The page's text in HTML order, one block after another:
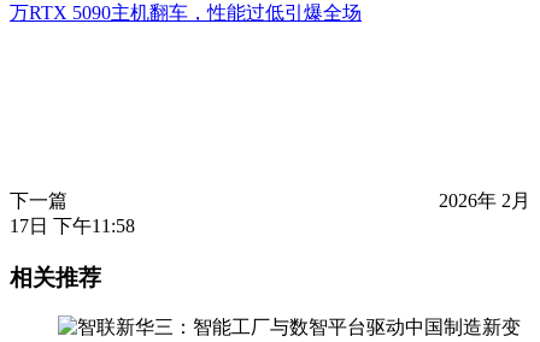
万RTX 5090主机翻车，性能过低引爆全场
下一篇
2026年 2月
17日 下午11:58
相关推荐